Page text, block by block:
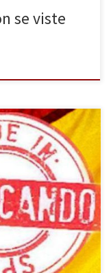
se viste
la producción
en cuanto a
repasamos y
de televisión
americanas de […]